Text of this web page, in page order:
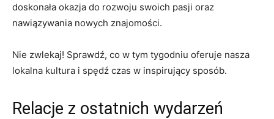
doskonała okazja do rozwoju swoich pasji oraz
nawiązywania nowych znajomości.
Nie zwlekaj! Sprawdź, co w tym tygodniu oferuje nasza
lokalna kultura i spędź czas w inspirujący sposób.
Relacje z ostatnich wydarzeń